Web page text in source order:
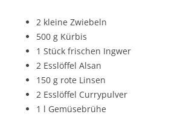
2 kleine Zwiebeln
500 g Kürbis
1 Stück frischen Ingwer
2 Esslöffel Alsan
150 g rote Linsen
2 Esslöffel Currypulver
1 l Gemüsebrühe